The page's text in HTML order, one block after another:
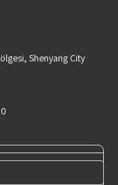
Shenyang City